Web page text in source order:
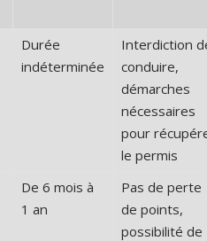
Durée
indéterminée
Interdiction
conduire,
démarches
nécessaires
pour
le permis
De 6 mois à
1 an
Pas de perte
de points,
possibilité de